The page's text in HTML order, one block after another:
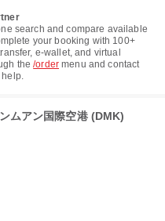
search and compare available
your booking with 100+
e-wallet, and virtual
the/order menu and contact
help.
アン国際空港 (DMK)